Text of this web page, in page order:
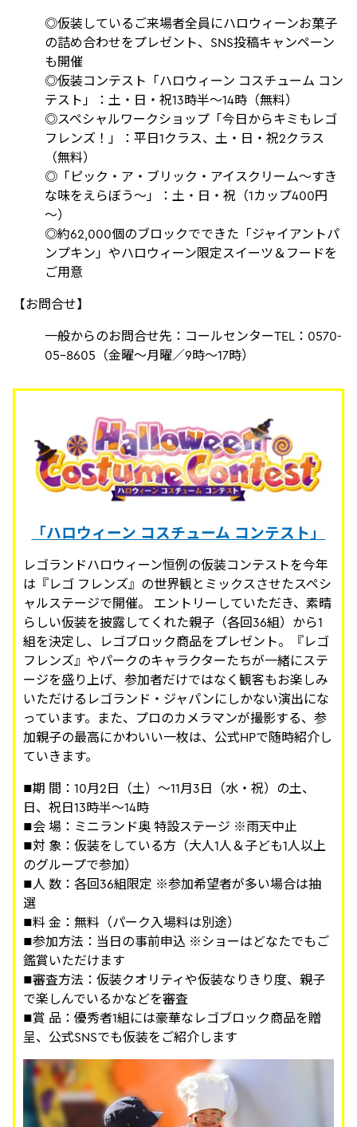
◎仮装しているご来場者全員にハロウィーンお菓子
の詰め合わせをプレゼント、SNS投稿キャンペーン
も開催
◎仮装コンテスト「ハロウィーン コスチューム コン
テスト」：土・日・祝13時半～14時（無料）
◎スペシャルワークショップ「今日からキミもレゴ
フレンズ！」：平日1クラス、土・日・祝2クラス
（無料）
◎「ピック・ア・ブリック・アイスクリーム～すき
な味をえらぼう～」：土・日・祝（1カップ400円
～）
◎約62,000個のブロックでできた「ジャイアントパ
ンプキン」やハロウィーン限定スイーツ＆フードを
ご用意
【お問合せ】
一般からのお問合せ先：コールセンターTEL：0570-
05-8605（金曜～月曜／9時～17時）
「ハロウィーン コスチューム コンテスト」
レゴランドハロウィーン恒例の仮装コンテストを今年
は『レゴ フレンズ』の世界観とミックスさせたスペシ
ャルステージで開催。 エントリーしていただき、素晴
らしい仮装を披露してくれた親子（各回36組）から1
組を決定し、レゴブロック商品をプレゼント。『レゴ
フレンズ』やパークのキャラクターたちが一緒にステ
ージを盛り上げ、参加者だけではなく観客もお楽しみ
いただけるレゴランド・ジャパンにしかない演出にな
っています。また、プロのカメラマンが撮影する、参
加親子の最高にかわいい一枚は、公式HPで随時紹介し
ていきます。
■期 間：10月2日（土）～11月3日（水・祝）の土、
日、祝日13時半～14時
■会 場：ミニランド奥 特設ステージ ※雨天中止
■対 象：仮装をしている方（大人1人＆子ども1人以上
のグループで参加）
■人 数：各回36組限定 ※参加希望者が多い場合は抽
選
■料 金：無料（パーク入場料は別途）
■参加方法：当日の事前申込 ※ショーはどなたでもご
鑑賞いただけます
■審査方法：仮装クオリティや仮装なりきり度、親子
で楽しんでいるかなどを審査
■賞 品：優秀者1組には豪華なレゴブロック商品を贈
呈、公式SNSでも仮装をご紹介します